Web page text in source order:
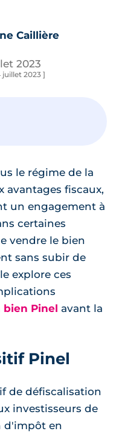
Caillière
2023
2023 ]
le régime de la
avantages fiscaux,
un engagement à
certaines
vendre le bien
sans subir de
explore ces
Pinel avant la
Pinel
de défiscalisation
investisseurs de
d'impôt en